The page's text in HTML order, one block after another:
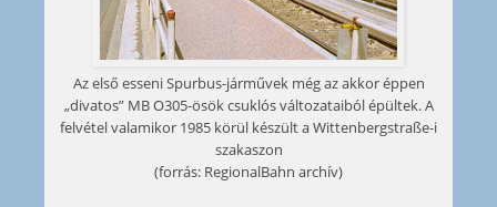
Az első esseni Spurbus-járművek még az akkor éppen
„divatos” MB O305-ösök csuklós változataiból épültek. A
felvétel valamikor 1985 körül készült a Wittenbergstraße-i
szakaszon
(forrás: RegionalBahn archív)